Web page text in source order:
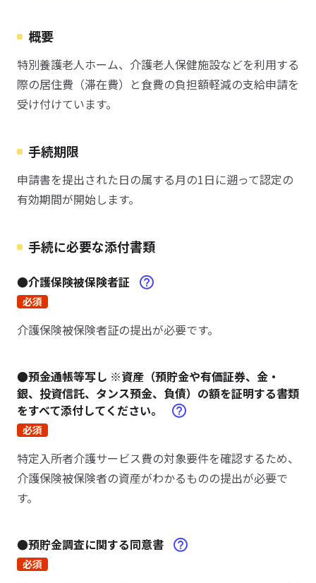
概要
特別養護老人ホーム、介護老人保健施設などを利用する
際の居住費（滞在費）と食費の負担額軽減の支給申請を
受け付けています。
手続期限
申請書を提出された日の属する月の1日に遡って認定の
有効期間が開始します。
手続に必要な添付書類
●介護保険被保険者証
必須
介護保険被保険者証の提出が必要です。
●預金通帳等写し ※資産（預貯金や有価証券、金・
銀、投資信託、タンス預金、負債）の額を証明する書類
をすべて添付してください。
必須
特定入所者介護サービス費の対象要件を確認するため、
介護保険被保険者の資産がわかるものの提出が必要で
す。
●預貯金調査に関する同意書
必須